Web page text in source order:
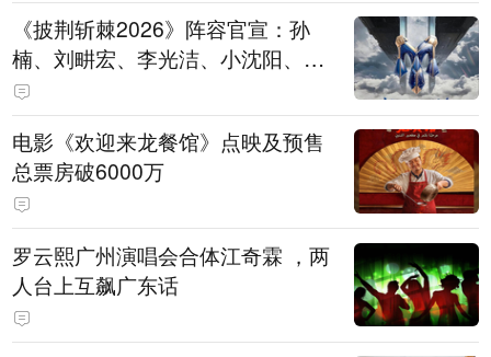
《披荆斩棘2026》阵容官宣：孙
楠、刘畊宏、李光洁、小沈阳、余
文乐、王传君等28位艺人
电影《欢迎来龙餐馆》点映及预售
总票房破6000万
罗云熙广州演唱会合体江奇霖 ，两
人台上互飙广东话